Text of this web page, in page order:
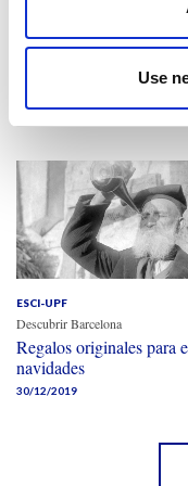
Use
Descubrir Barcelona
ESCI-UPF
Descubrir Barcelona
Regalos originales para
navidades
30/12/2019